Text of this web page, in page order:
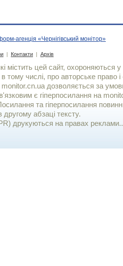
агенція «Чернігівський монітор»
| Контакти | Архів
містить цей сайт, охороняються у
тому числі, про авторське право і
дозволяється за
є гiперпосилання на
та гіперпосилання
абзаці тексту.
друкуються на правах реклами..